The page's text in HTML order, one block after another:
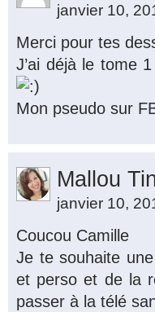
janvier 10,
Merci pour tes
J’ai déjà le tome
Mon pseudo sur
Mallou
janvier 10,
Coucou Camille
Je te souhaite
et perso et de la
passer à la télé